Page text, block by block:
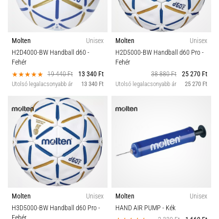
táskánkba?
következő
dolgok
nem
hiányozhatnak
táskádból!​​​​​​​
2021.03.22.
10 perces olvasási idő
Cross
Training
–
hogyan
kezdj
Teamsales
Labda típus
Szabás
Funkció
Játéktér
Sport
Tömeg
Molten
Unisex
H2D4000-BW Handball d60 -
Fehér
19 440 Ft
13 340 Ft
Utolsó legalacsonyabb ár 13 340 Ft
Molten
Unisex
H2D5000-BW Handball d60 Pro-
Fehér
38 880 Ft
25 270 Ft
Utolsó legalacsonyabb ár 25 270 Ft
Molten
Unisex
H3D5000-BW Handball d60 Pro-
Molten
Unisex
HAND AIR PUMP - Kék